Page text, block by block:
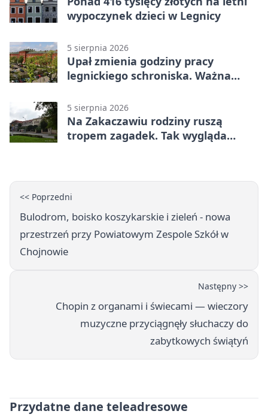
wypoczynek dzieci w Legnicy
5 sierpnia 2026
Upał zmienia godziny pracy
legnickiego schroniska. Ważna
5 sierpnia 2026
Na Zakaczawiu rodziny ruszą
tropem zagadek. Tak wygląda
<< Poprzedni
Bulodrom, boisko koszykarskie i zieleń - nowa
przestrzeń przy Powiatowym Zespole Szkół w
Chojnowie
Następny >>
Chopin z organami i świecami — wieczory
muzyczne przyciągnęły słuchaczy do
zabytkowych świątyń
Przydatne dane teleadresowe